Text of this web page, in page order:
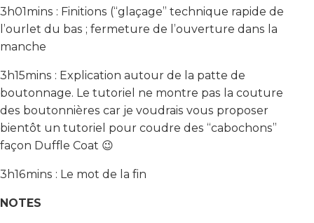
3h01mins : Finitions (“glaçage” technique rapide de
l’ourlet du bas ; fermeture de l’ouverture dans la
manche
3h15mins : Explication autour de la patte de
boutonnage. Le tutoriel ne montre pas la couture
des boutonnières car je voudrais vous proposer
bientôt un tutoriel pour coudre des “cabochons”
façon Duffle Coat 😉
3h16mins : Le mot de la fin
NOTES